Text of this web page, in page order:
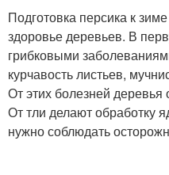
Подготовка персика к
здоровье деревьев. В
грибковыми
курчавость листьев,
От этих болезней
От тли делают обработку
нужно соблюдать